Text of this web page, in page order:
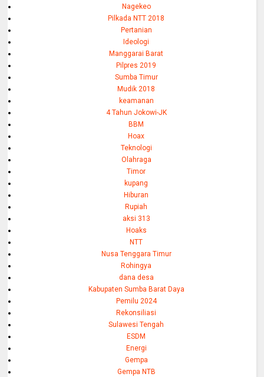
Nagekeo
Pilkada NTT 2018
Pertanian
Ideologi
Manggarai Barat
Pilpres 2019
Sumba Timur
Mudik 2018
keamanan
4 Tahun Jokowi-JK
BBM
Hoax
Teknologi
Olahraga
Timor
kupang
Hiburan
Rupiah
aksi 313
Hoaks
NTT
Nusa Tenggara Timur
Rohingya
dana desa
Kabupaten Sumba Barat Daya
Pemilu 2024
Rekonsiliasi
Sulawesi Tengah
ESDM
Energi
Gempa
Gempa NTB